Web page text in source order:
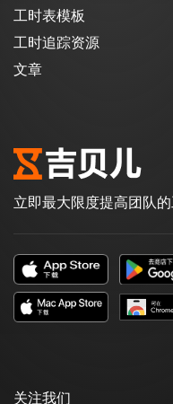
工时表模板
工时追踪资源
文章
立即最大限度提高团队
关注我们